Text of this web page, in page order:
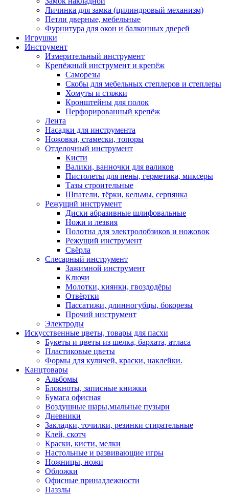
Личинка для замка (цилиндровый механизм)
Петли дверные, мебельные
Фурнитура для окон и балконных дверей
Игрушки
Инструмент
Измерительный инструмент
Крепёжный инструмент и крепёж
Саморезы
Скобы для мебельных степлеров и степлеры
Хомуты и стяжки
Кронштейны для полок
Перфорированный крепёж
Лента
Насадки для инструмента
Ножовки, стамески, топоры
Отделочный инструмент
Кисти
Валики, ванночки для валиков
Пистолеты для пены, герметика, миксеры
Тазы строительные
Шпатели, тёрки, кельмы, серпянка
Режущий инструмент
Диски абразивные шлифовальные
Ножи и лезвия
Полотна для электролобзиков и ножовок
Режущий инструмент
Свёрла
Слесарный инструмент
Зажимной инструмент
Ключи
Молотки, киянки, гвоздодёры
Отвёртки
Пассатижи, длинногубцы, бокорезы
Прочий инструмент
Электроды
Искусственные цветы, товары для пасхи
Букеты и цветы из шелка, бархата, атласа
Пластиковые цветы
Формы для куличей, краски, наклейки.
Канцтовары
Альбомы
Блокноты, записные книжки
Бумага офисная
Воздушные шары,мыльные пузыри
Дневники
Закладки, точилки, резинки стирательные
Клей, скотч
Краски, кисти, мелки
Настольные и развивающие игры
Ножницы, ножи
Обложки
Офисные принадлежности
Паззлы